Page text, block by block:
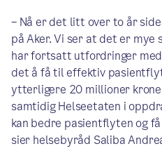
– Nå er det litt over to år
på Aker. Vi ser at det er mye
har fortsatt utfordringer
det å få til effektiv
ytterligere 20 millioner
samtidig Helseetaten i
kan bedre pasientflyten og
sier helsebyråd Saliba